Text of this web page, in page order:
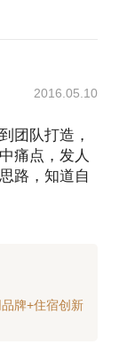
2016.05.10
团队打造，
痛点，发人
路，知道自
牌+住宿创新